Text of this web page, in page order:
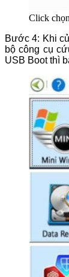
Click
Bước 4: Khi
bộ công cụ
USB Boot thì